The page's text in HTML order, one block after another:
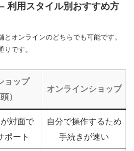
利用スタイル別おすすめ方
とオンラインのどちらでも可能です。
です。
ョップ
）
オンラインショップ
対面で
ポート
自分で操作するため
手続きが速い